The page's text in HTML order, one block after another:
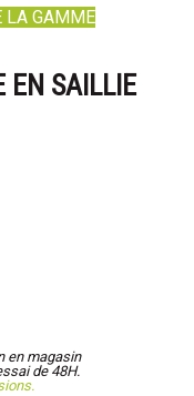
LA GAMME
EN SAILLIE
en magasin
de 48H.